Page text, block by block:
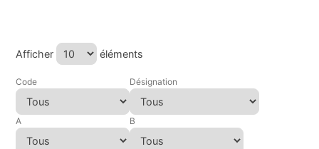
Afficher éléments
Code Désignation
A B